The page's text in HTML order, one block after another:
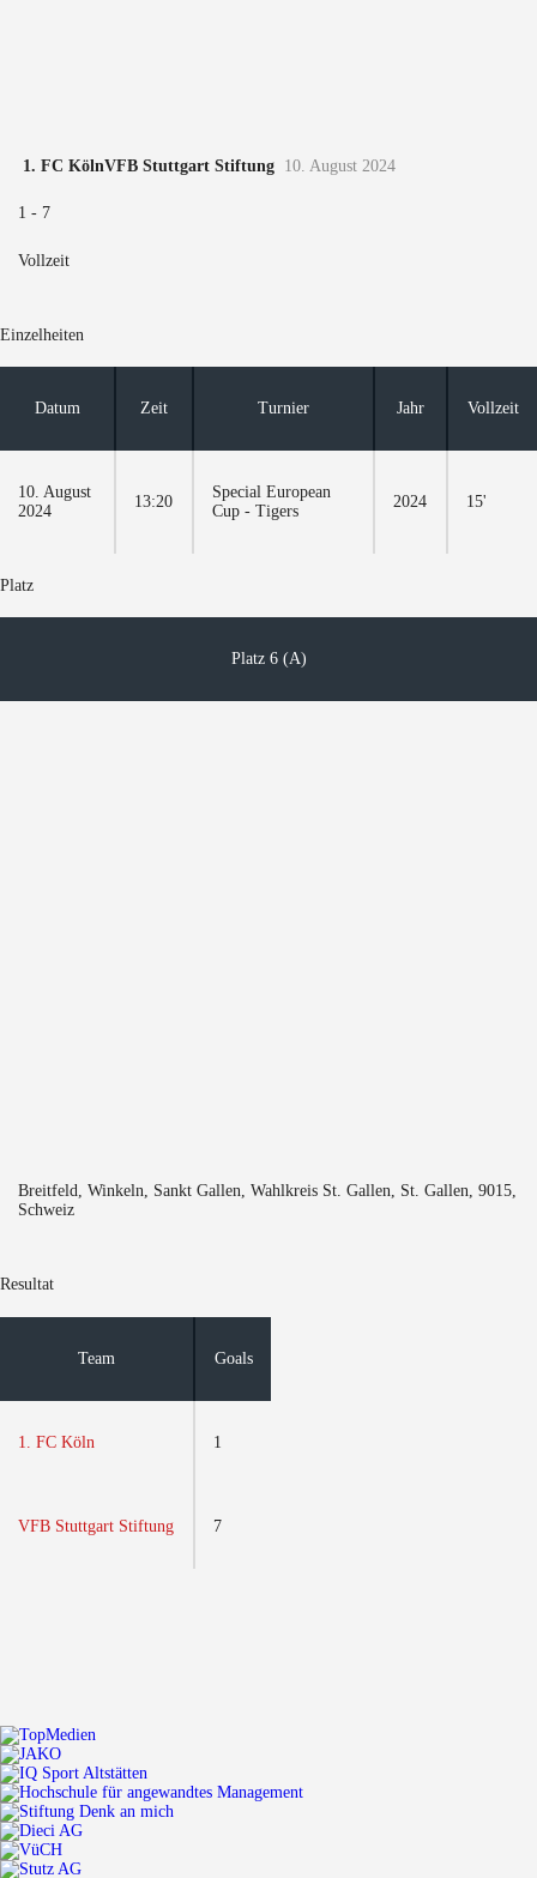
1. FC KölnVFB Stuttgart Stiftung 10. August 2024
1 - 7
Vollzeit
Einzelheiten
Datum Zeit Turnier Jahr Vollzeit
10. August
2024
13:20
Special European
Cup - Tigers
2024 15'
Platz
Platz 6 (A)
Breitfeld, Winkeln, Sankt Gallen, Wahlkreis St. Gallen, St. Gallen, 9015,
Schweiz
Resultat
Team Goals
1. FC Köln 1
VFB Stuttgart Stiftung 7